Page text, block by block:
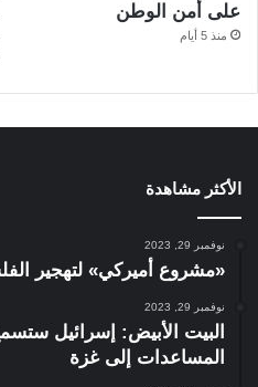
على أمن الوطن
منذ 5 أيام
الأكثر مشاهدة
نوفمبر 29, 2023
«مشروع أميركي» لتهجير
نوفمبر 29, 2023
البيت الأبيض: إسرائيل
المساعدات إلى غزة